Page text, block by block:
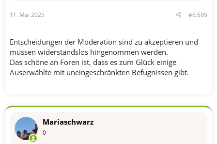
:
11. Mai 2025 #6.695
Entscheidungen der Moderation sind zu akzeptieren und
müssen widerstandslos hingenommen werden.
Das schöne an Foren ist, dass es zum Glück einige
Auserwählte mit uneingeschränkten Befugnissen gibt.
Mariaschwarz
0